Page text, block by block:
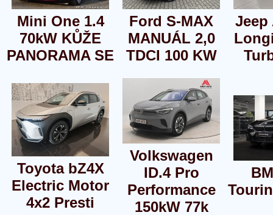
Mini One 1.4
70kW KŮŽE
PANORAMA SE
Ford S-MAX
MANUÁL 2,0
TDCI 100 KW
Jeep
Toyota bZ4X
Electric Motor
4x2 Presti
Volkswagen
ID.4 Pro
Performance
150kW 77k